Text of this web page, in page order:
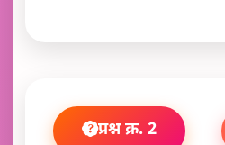
प्रश्न क्र. 2